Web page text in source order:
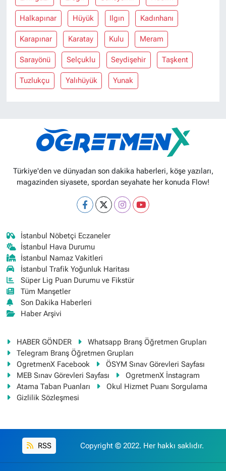
Halkapınar Hüyük Ilgın Kadınhanı
Karapınar Karatay Kulu Meram
Sarayönü Selçuklu Seydişehir Taşkent
Tuzlukçu Yalıhüyük Yunak
Türkiye'den ve dünyadan son dakika haberleri, köşe yazıları,
magazinden siyasete, spordan seyahate her konuda Flow!
İstanbul Nöbetçi Eczaneler
İstanbul Hava Durumu
İstanbul Namaz Vakitleri
İstanbul Trafik Yoğunluk Haritası
Süper Lig Puan Durumu ve Fikstür
Tüm Manşetler
Son Dakika Haberleri
Haber Arşivi
HABER GÖNDER
Whatsapp Branş Öğretmen Grupları
Telegram Branş Öğretmen Grupları
OgretmenX Facebook
ÖSYM Sınav Görevleri Sayfası
MEB Sınav Görevleri Sayfası
OgretmenX İnstagram
Atama Taban Puanları
Okul Hizmet Puanı Sorgulama
Gizlilik Sözleşmesi
RSS Copyright © 2022. Her hakkı saklıdır.